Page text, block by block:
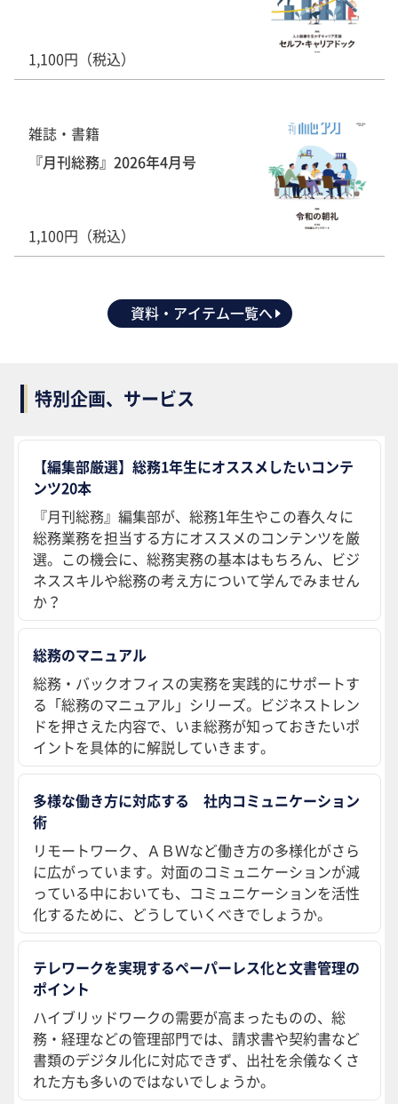
1,100円（税込）
雑誌・書籍
『月刊総務』2026年4月号
1,100円（税込）
資料・アイテム一覧へ
特別企画、サービス
【編集部厳選】総務1年生にオススメしたいコンテ
ンツ20本
『月刊総務』編集部が、総務1年生やこの春久々に
総務業務を担当する方にオススメのコンテンツを厳
選。この機会に、総務実務の基本はもちろん、ビジ
ネススキルや総務の考え方について学んでみません
か？
総務のマニュアル
総務・バックオフィスの実務を実践的にサポートす
る「総務のマニュアル」シリーズ。ビジネストレン
ドを押さえた内容で、いま総務が知っておきたいポ
イントを具体的に解説していきます。
多様な働き方に対応する 社内コミュニケーション
術
リモートワーク、ＡＢＷなど働き方の多様化がさら
に広がっています。対面のコミュニケーションが減
っている中においても、コミュニケーションを活性
化するために、どうしていくべきでしょうか。
テレワークを実現するペーパーレス化と文書管理の
ポイント
ハイブリッドワークの需要が高まったものの、総
務・経理などの管理部門では、請求書や契約書など
書類のデジタル化に対応できず、出社を余儀なくさ
れた方も多いのではないでしょうか。